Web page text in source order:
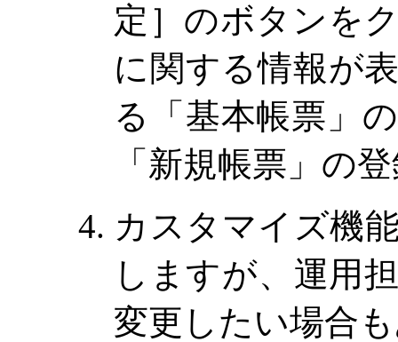
定 ］のボタンを
に関する情報が
る「基本帳票」
「新規帳票」の
カスタマイズ機
しますが、運用
変更したい場合